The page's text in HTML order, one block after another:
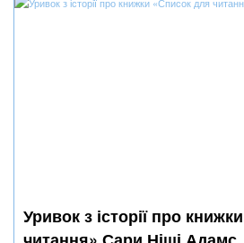
Уривок з історії про